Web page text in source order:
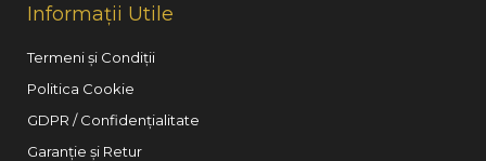
Informații Utile
Termeni și Condiții
Politica Cookie
GDPR / Confidențialitate
Garanție și Retur